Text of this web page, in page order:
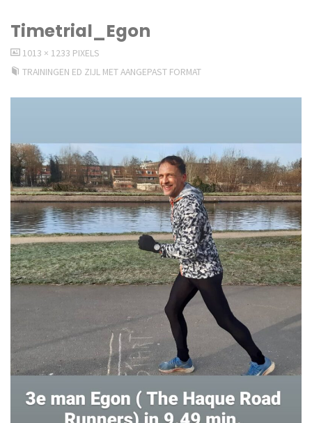
Timetrial_Egon
VOLLEDIGE
GROOTTE
1013 × 1233 PIXELS
TRAININGEN ED ZIJL MET AANGEPAST FORMAT